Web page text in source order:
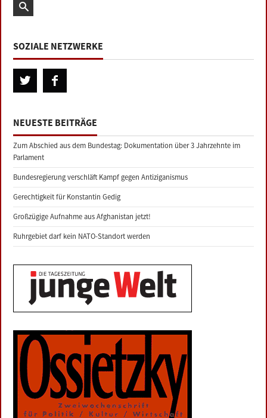
SOZIALE NETZWERKE
NEUESTE BEITRÄGE
Zum Abschied aus dem Bundestag: Dokumentation über 3 Jahrzehnte im
Parlament
Bundesregierung verschläft Kampf gegen Antiziganismus
Gerechtigkeit für Konstantin Gedig
Großzügige Aufnahme aus Afghanistan jetzt!
Ruhrgebiet darf kein NATO-Standort werden